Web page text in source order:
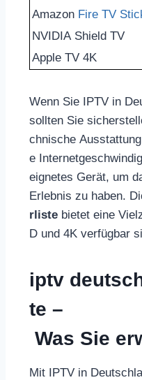
Amazon Fire TV
NVIDIA Shield TV
Apple TV 4K
Wenn Sie IPTV in
sollten Sie
chnische
e
eignetes Gerät, um
Erlebnis zu haben.
rliste bietet eine
D und 4K verfügbar
iptv
te –
Was Sie
Mit IPTV in